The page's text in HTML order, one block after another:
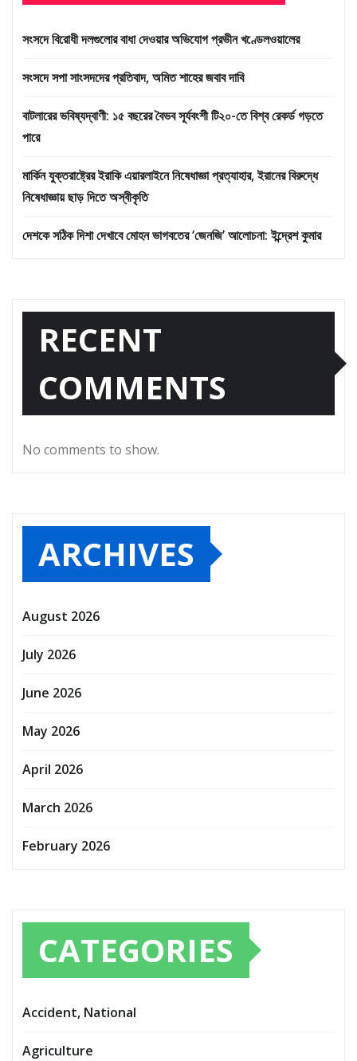
সংসদে বিরোধী দলগুলোর বাধা দেওয়ার অভিযোগ প্রভীন খণ্ডেলওয়ালের
সংসদে সপা সাংসদদের প্রতিবাদ, অমিত শাহের জবাব দাবি
বাটলারের ভবিষ্যদ্বাণী: ১৫ বছরের বৈভব সূর্যবংশী টি২০-তে বিশ্ব রেকর্ড গড়তে
পারে
মার্কিন যুক্তরাষ্ট্রের ইরাকি এয়ারলাইনে নিষেধাজ্ঞা প্রত্যাহার, ইরানের বিরুদ্ধে
নিষেধাজ্ঞায় ছাড় দিতে অস্বীকৃতি
দেশকে সঠিক দিশা দেখাবে মোহন ভাগবতের ‘জেনজি’ আলোচনা: ইন্দ্রেশ কুমার
RECENT
COMMENTS
No comments to show.
ARCHIVES
August 2026
July 2026
June 2026
May 2026
April 2026
March 2026
February 2026
CATEGORIES
Accident, National
Agriculture